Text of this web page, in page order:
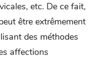
etc. De ce fait,
être extrêmement
des méthodes
affections